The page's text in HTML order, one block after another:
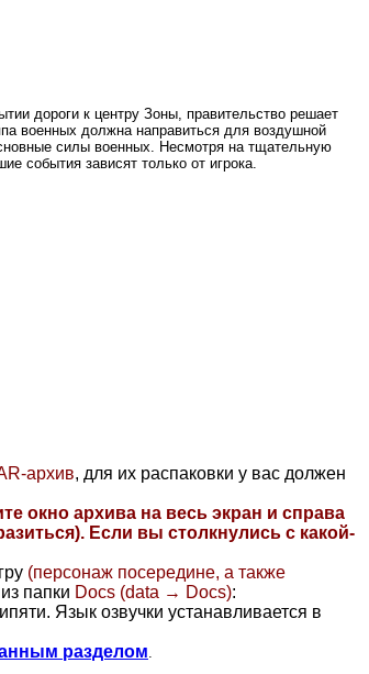
дороги к центру Зоны, правительство решает
военных должна направиться для воздушной
силы военных. Несмотря на тщательную
события зависят только от игрока.
архив, для их распаковки у вас должен
окно архива на весь экран и справа
. Если вы столкнулись с какой-
(персонаж посередине, а также
папки Docs (data → Docs):
Язык озвучки устанавливается в
разделом